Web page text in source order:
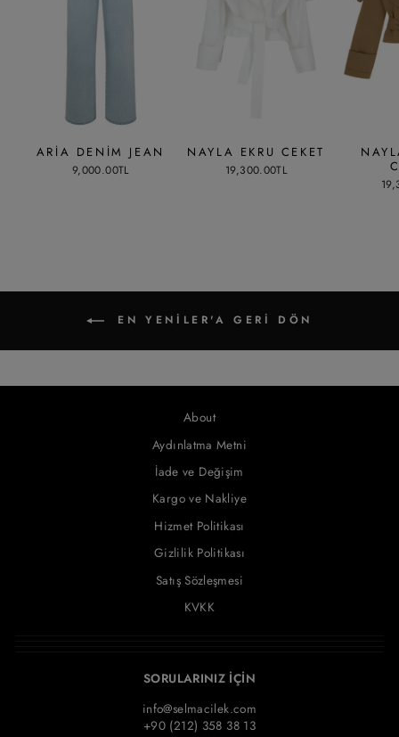
ARIA DENIM JEAN
9,000.00TL
NAYLA EKRU CEKET
19,300.00TL
EN YENİLER'A GERI DÖN
About
Aydınlatma Metni
İade ve Değişim
Kargo ve Nakliye
Hizmet Politikası
Gizlilik Politikası
Satış Sözleşmesi
KVKK
SORULARINIZ İÇİN
info@selmacilek.com
+90 (212) 358 38 13